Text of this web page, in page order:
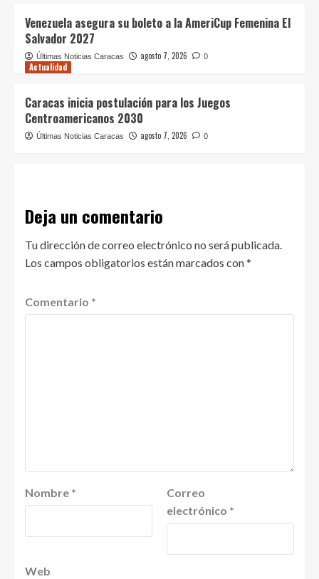
Venezuela asegura su boleto a la AmeriCup Femenina El
Salvador 2027
Últimas Noticias Caracas agosto 7, 2026 0
Actualidad
Caracas inicia postulación para los Juegos
Centroamericanos 2030
Últimas Noticias Caracas agosto 7, 2026 0
Deja un comentario
Tu dirección de correo electrónico no será publicada.
Los campos obligatorios están marcados con*
Comentario *
Nombre *
Correo
electrónico *
Web